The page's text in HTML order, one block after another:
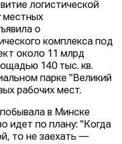
логистической
местных
о
комплекса под
около 11 млрд
140 тыс. кв.
парке "Великий
рабочих мест.
побывала в Минске
идет по плану: "Когда
то не заехать —